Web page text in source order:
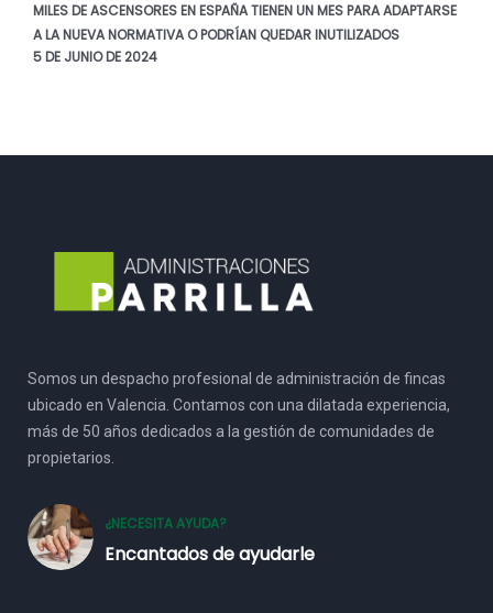
MILES DE ASCENSORES EN ESPAÑA TIENEN UN MES PARA ADAPTARSE
A LA NUEVA NORMATIVA O PODRÍAN QUEDAR INUTILIZADOS
5 DE JUNIO DE 2024
Somos un despacho profesional de administración de fincas
ubicado en Valencia. Contamos con una dilatada experiencia,
más de 50 años dedicados a la gestión de comunidades de
propietarios.
¿NECESITA AYUDA?
Encantados de ayudarle